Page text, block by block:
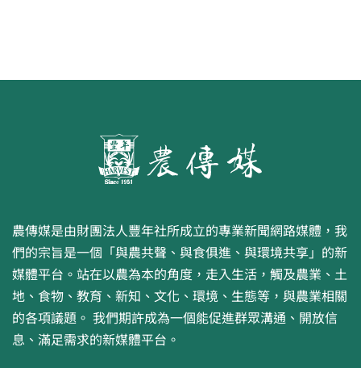
農傳媒是由財團法人豐年社所成立的專業新聞網路媒體，我
們的宗旨是一個「與農共聲、與食俱進、與環境共享」的新
媒體平台。站在以農為本的角度，走入生活，觸及農業、土
地、食物、教育、新知、文化、環境、生態等，與農業相關
的各項議題。 我們期許成為一個能促進群眾溝通、開放信
息、滿足需求的新媒體平台。